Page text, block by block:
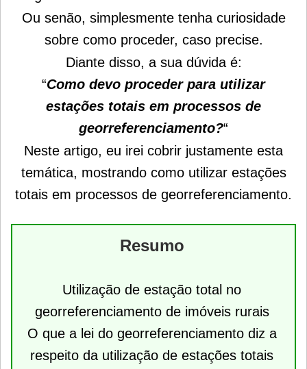
Ou senão, simplesmente tenha curiosidade
sobre como proceder, caso precise.
Diante disso, a sua dúvida é:
“Como devo proceder para utilizar
estações totais em processos de
georreferenciamento?“
Neste artigo, eu irei cobrir justamente esta
temática, mostrando como utilizar estações
totais em processos de georreferenciamento.
Resumo
Utilização de estação total no
georreferenciamento de imóveis rurais
O que a lei do georreferenciamento diz a
respeito da utilização de estações totais